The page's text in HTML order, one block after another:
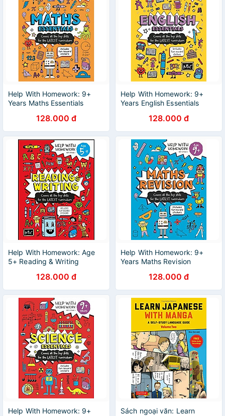
Help With Homework: 9+
Years Maths Essentials
128.000 đ
Help With Homework: 9+
Years English Essentials
128.000 đ
Help With Homework: Age
5+ Reading & Writing
128.000 đ
Help With Homework: 9+
Years Maths Revision
128.000 đ
Help With Homework: 9+
Sách ngoại văn: Learn